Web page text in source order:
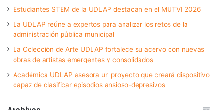
Estudiantes STEM de la UDLAP destacan en el MUTVI 2026
La UDLAP reúne a expertos para analizar los retos de la
administración pública municipal
La Colección de Arte UDLAP fortalece su acervo con nuevas
obras de artistas emergentes y consolidados
Académica UDLAP asesora un proyecto que creará dispositivo
capaz de clasificar episodios ansioso-depresivos